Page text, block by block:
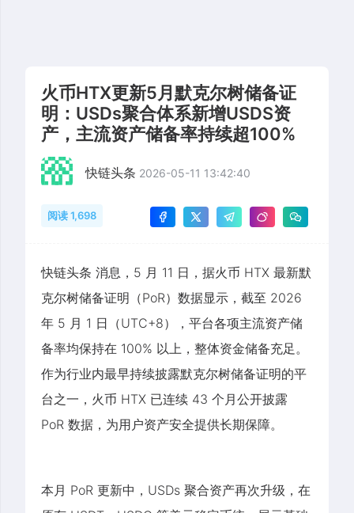
火币HTX更新5月默克尔树储备证
明：USDs聚合体系新增USDS资
产，主流资产储备率持续超100%
快链头条 2026-05-11 13:42:40
阅读 1,698
快链头条 消息，5 月 11 日，据火币 HTX 最新默
克尔树储备证明（PoR）数据显示，截至 2026
年 5 月 1 日（UTC+8），平台各项主流资产储
备率均保持在 100% 以上，整体资金储备充足。
作为行业内最早持续披露默克尔树储备证明的平
台之一，火币 HTX 已连续 43 个月公开披露
PoR 数据，为用户资产安全提供长期保障。
本月 PoR 更新中，USDs 聚合资产再次升级，在